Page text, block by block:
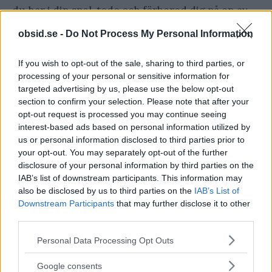
obsid.se - Do Not Process My Personal Information
If you wish to opt-out of the sale, sharing to third parties, or
processing of your personal or sensitive information for
targeted advertising by us, please use the below opt-out
section to confirm your selection. Please note that after your
opt-out request is processed you may continue seeing
interest-based ads based on personal information utilized by
us or personal information disclosed to third parties prior to
your opt-out. You may separately opt-out of the further
disclosure of your personal information by third parties on the
IAB’s list of downstream participants. This information may
also be disclosed by us to third parties on the IAB’s List of
Downstream Participants that may further disclose it to other
Please note that this website/app uses one or more Google
not limited to your visit or usage behaviour. You may click to
Personal Data Processing Opt Outs
Google consents
du har i din spel-todo och förbered dig på en av
de bättre re-releaserna vi sett på länge.
Föregående artikel
The Hobbit Battle For Five
Armies Trailer
Nästa artikel
Hur byter man till
vinterdäck? Allt du
behöver för att känna dig